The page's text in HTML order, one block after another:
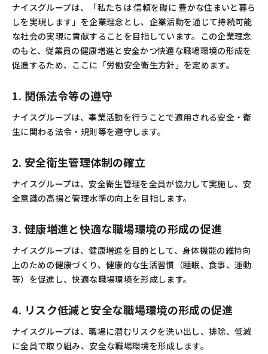
ナイスグループは、「私たちは 信頼を礎に 豊かな住まいと暮ら
しを実現します」を企業理念とし、企業活動を通じて持続可能
な社会の実現に貢献することを目指しています。この企業理念
のもと、従業員の健康増進と安全かつ快適な職場環境の形成を
促進するため、ここに「労働安全衛生方針」を定めます。
1. 関係法令等の遵守
ナイスグループは、事業活動を行うことで適用される安全・衛
生に関わる法令・規則等を遵守します。
2. 安全衛生管理体制の確立
ナイスグループは、安全衛生管理を全員が協力して実施し、安
全意識の高揚と管理水準の向上を目指します。
3. 健康増進と快適な職場環境の形成の促進
ナイスグループは、健康増進を目的として、身体機能の維持向
上のための健康づくり、健康的な生活習慣（睡眠、食事、運動
等）を促進し、快適な職場環境を形成します。
4. リスク低減と安全な職場環境の形成の促進
ナイスグループは、職場に潜むリスクを洗い出し、排除、低減
に全員で取り組み、安全な職場環境を形成します。